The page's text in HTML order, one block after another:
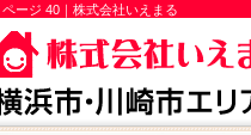
ページ 40｜株式会社いえまる